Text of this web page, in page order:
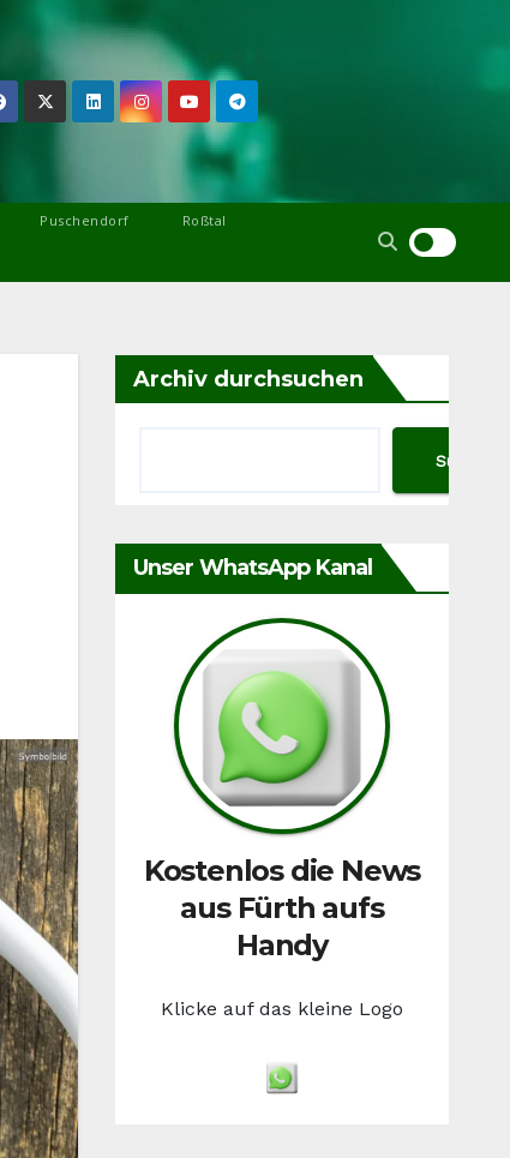
Puschendorf Roßtal
Archiv durchsuchen
Suchen
Unser WhatsApp Kanal
Kostenlos die News
aus Fürth aufs
Handy
Klicke auf das kleine Logo